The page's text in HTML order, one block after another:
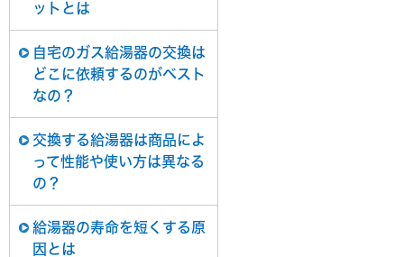
ットとは
自宅のガス給湯器の交換は
どこに依頼するのがベスト
なの？
交換する給湯器は商品によ
って性能や使い方は異なる
の？
給湯器の寿命を短くする原
因とは